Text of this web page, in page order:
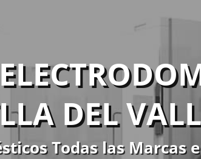
DEL
Todas las Marcas